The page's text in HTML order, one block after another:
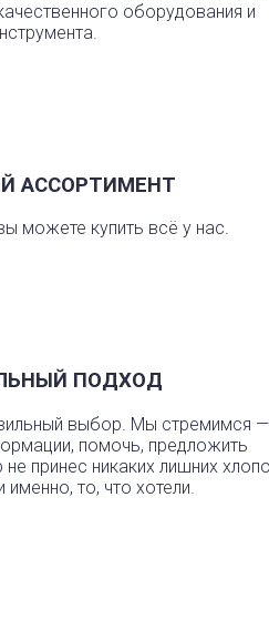
оборудования и
АССОРТИМЕНТ
можете купить всё у нас.
ПОДХОД
выбор. Мы стремимся —
помочь, предложить
принес никаких лишних
именно, то, что хотели.